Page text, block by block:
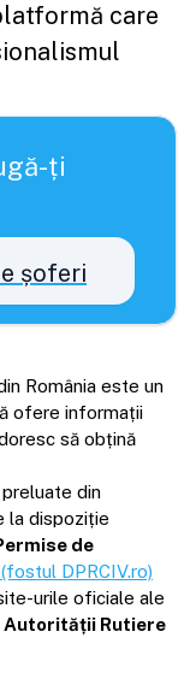
care
ți
șoferi
România este un
ofere informații
să obțină
din
la dispoziție
de
DPRCIV.ro)
urile oficiale ale
Autorității Rutiere